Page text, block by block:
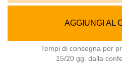
AGGIUNGI AL
Tempi di consegna per
15/20 gg. dalla